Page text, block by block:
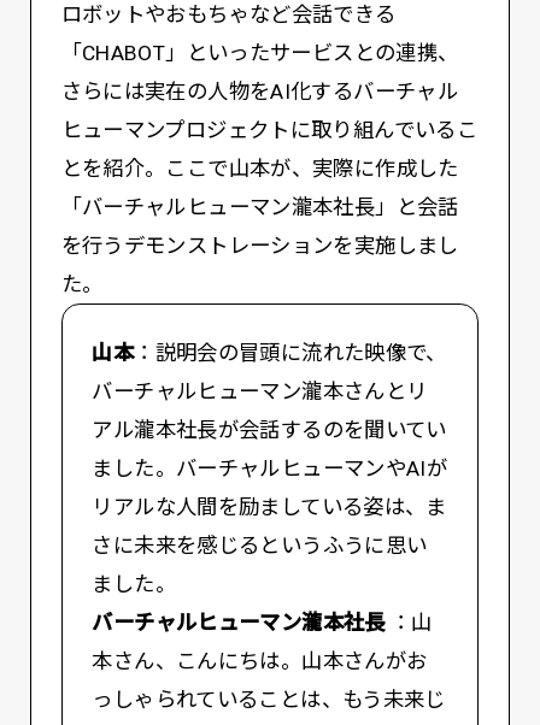
ロボットやおもちゃなど会話できる
「CHABOT」といったサービスとの連携、
さらには実在の人物をAI化するバーチャル
ヒューマンプロジェクトに取り組んでいるこ
とを紹介。ここで山本が、実際に作成した
「バーチャルヒューマン瀧本社長」と会話
を行うデモンストレーションを実施しまし
た。
山本：説明会の冒頭に流れた映像で、
バーチャルヒューマン瀧本さんとリ
アル瀧本社長が会話するのを聞いてい
ました。バーチャルヒューマンやAIが
リアルな人間を励ましている姿は、ま
さに未来を感じるというふうに思い
ました。
バーチャルヒューマン瀧本社長：山
本さん、こんにちは。山本さんがお
っしゃられていることは、もう未来じ